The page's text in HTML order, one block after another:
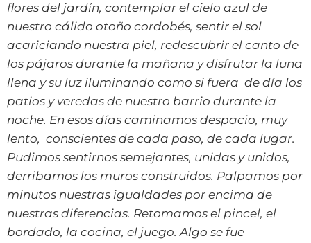
flores del jardín, contemplar el cielo azul de
nuestro cálido otoño cordobés, sentir el sol
acariciando nuestra piel, redescubrir el canto de
los pájaros durante la mañana y disfrutar la luna
llena y su luz iluminando como si fuera de día los
patios y veredas de nuestro barrio durante la
noche. En esos días caminamos despacio, muy
lento, conscientes de cada paso, de cada lugar.
Pudimos sentirnos semejantes, unidas y unidos,
derribamos los muros construidos. Palpamos por
minutos nuestras igualdades por encima de
nuestras diferencias. Retomamos el pincel, el
bordado, la cocina, el juego. Algo se fue